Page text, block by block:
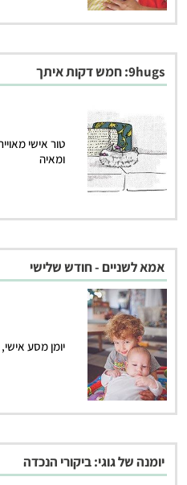
9hugs: חמש דקות איתך
טור אישי
ומאיה
אמא לשניים - חודש שלישי
יומן מסע
יומנה של גוגי: ביקורי הנכדה